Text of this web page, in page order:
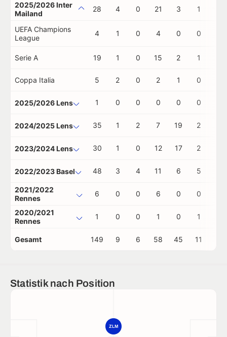
2025/2026 Inter
Mailand
28 4 0 21 3 1
UEFA Champions
League
4 1 0 4 0 0
Serie A 19 1 0 15 2 1
Coppa Italia 5 2 0 2 1 0
2025/2026 Lens 1 0 0 0 0 0
2024/2025 Lens 35 1 2 7 19 2
2023/2024 Lens 30 1 0 12 17 2
2022/2023 Basel 48 3 4 11 6 5
2021/2022
Rennes
6 0 0 6 0 0
2020/2021
Rennes
1 0 0 1 0 1
Gesamt 149 9 6 58 45 11
Statistik nach Position
ZLM